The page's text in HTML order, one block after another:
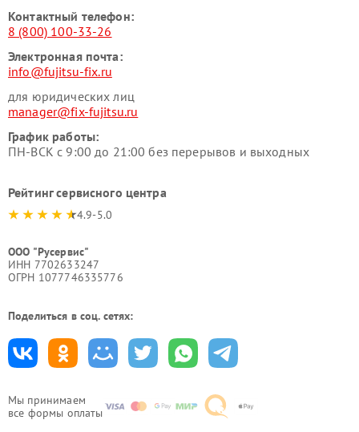
Мы принимаем
все формы оплаты
Контактный телефон:
8 (800) 100-33-26
Электронная почта:
info@fujitsu-fix.ru
для юридических лиц
manager@fix-fujitsu.ru
График работы:
ПН-ВСК с 9:00 до 21:00 без перерывов и выходных
Рейтинг сервисного центра
4.9-5.0
ООО "Русервис"
ИНН 7702633247
ОГРН 1077746335776
Поделиться в соц. сетях: